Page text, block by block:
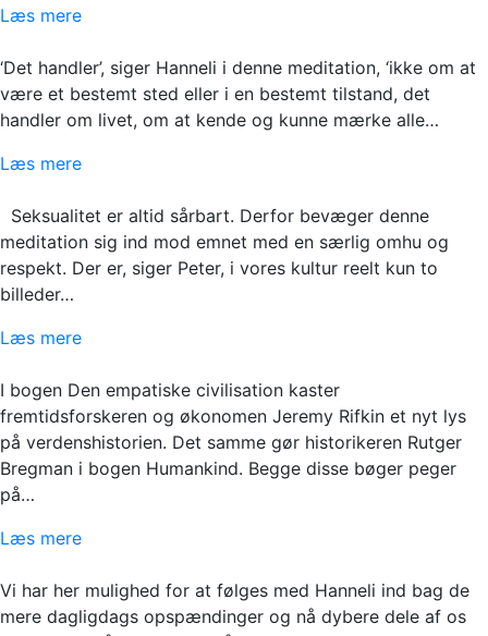
Læs mere
‘Det handler’, siger Hanneli i denne meditation, ‘ikke om at
være et bestemt sted eller i en bestemt tilstand, det
handler om livet, om at kende og kunne mærke alle…
Læs mere
Seksualitet er altid sårbart. Derfor bevæger denne
meditation sig ind mod emnet med en særlig omhu og
respekt. Der er, siger Peter, i vores kultur reelt kun to
billeder…
Læs mere
I bogen Den empatiske civilisation kaster
fremtidsforskeren og økonomen Jeremy Rifkin et nyt lys
på verdenshistorien. Det samme gør historikeren Rutger
Bregman i bogen Humankind. Begge disse bøger peger
på…
Læs mere
Vi har her mulighed for at følges med Hanneli ind bag de
mere dagligdags opspændinger og nå dybere dele af os